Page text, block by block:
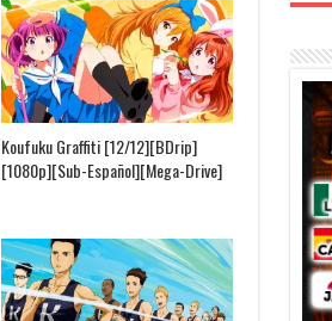
Koufuku Graffiti [12/12][BDrip]
[1080p][Sub-Español][Mega-Drive]